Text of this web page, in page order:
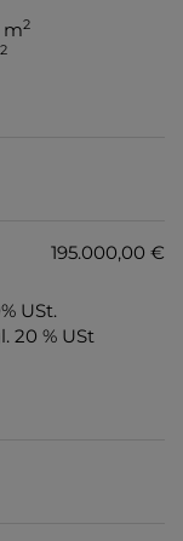
m2
2
195.000,00 €
USt.
20 % USt